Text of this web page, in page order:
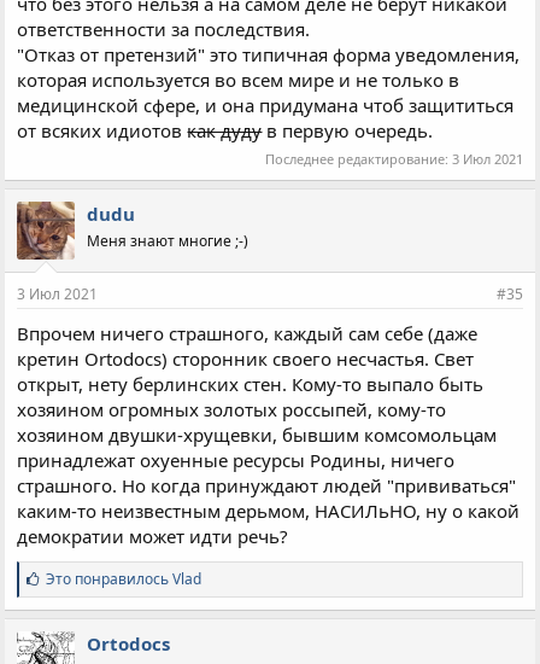
ответственности за последствия.
"Отказ от претензий" это типичная форма уведомления,
которая используется во всем мире и не только в
медицинской сфере, и она придумана чтоб защититься
от всяких идиотовкак дудув первую очередь.
Последнее редактирование: 3 Июл 2021
dudu
Меня знают многие ;-)
3 Июл 2021 #35
Впрочем ничего страшного, каждый сам себе (даже
кретин Ortodocs) сторонник своего несчастья. Свет
открыт, нету берлинских стен. Кому-то выпало быть
хозяином огромных золотых россыпей, кому-то
хозяином двушки-хрущевки, бывшим комсомольцам
принадлежат охуенные ресурсы Родины, ничего
страшного. Но когда принуждают людей "прививаться"
каким-то неизвестным дерьмом, НАСИЛьНО, ну о какой
демократии может идти речь?
С
и
м
п
а
Это понравилосьVlad
Ortodocs